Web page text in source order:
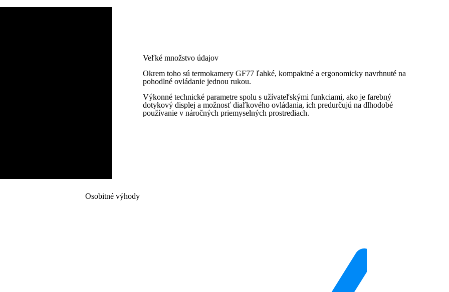
Veľké množstvo údajov
Okrem toho sú termokamery GF77 ľahké, kompaktné a ergonomicky navrhnuté na
pohodlné ovládanie jednou rukou.
Výkonné technické parametre spolu s užívateľskými funkciami, ako je farebný
dotykový displej a možnosť diaľkového ovládania, ich predurčujú na dlhodobé
používanie v náročných priemyselných prostrediach.
Osobitné výhody